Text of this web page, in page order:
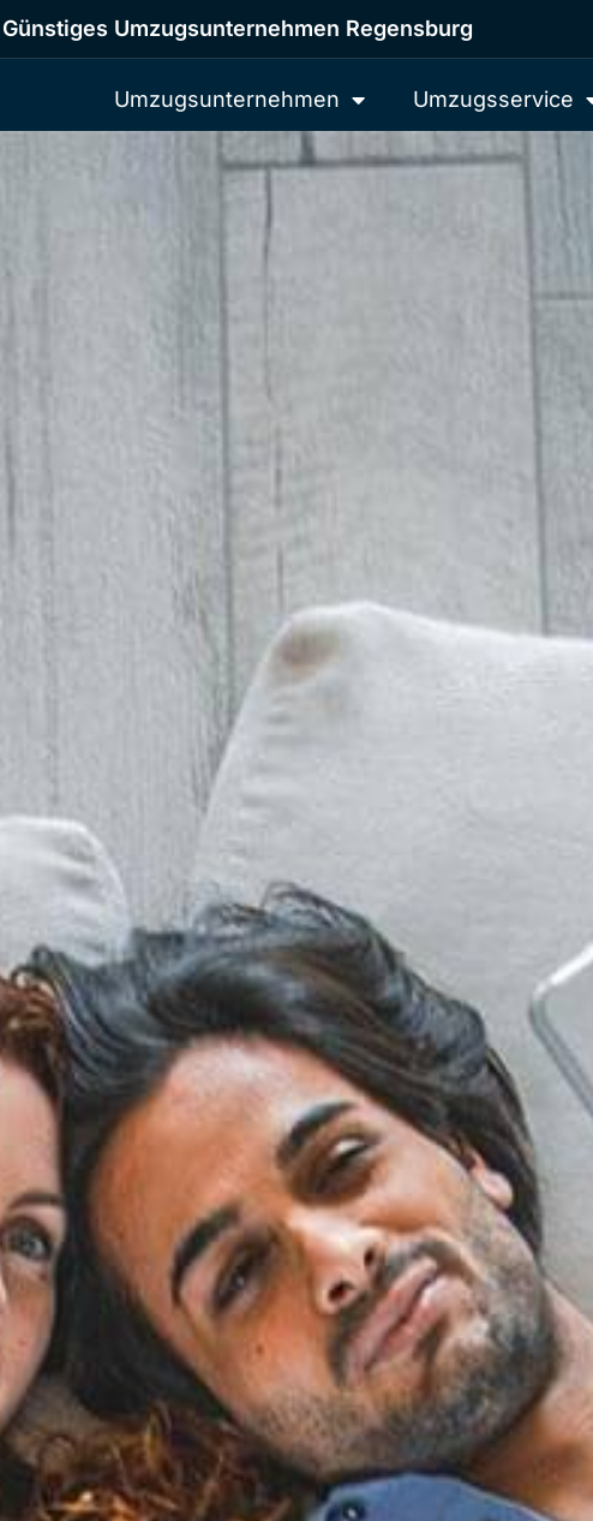
Günstiges Umzugsunternehmen Regensburg
Umzugsunternehmen Umzugsservice